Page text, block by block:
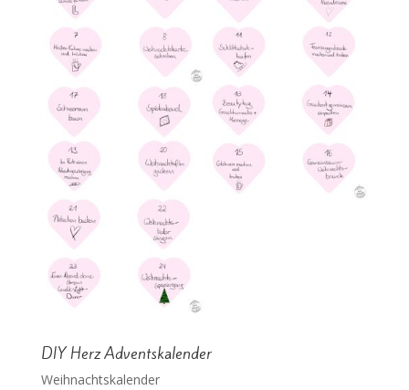
DIY Herz Adventskalender
Weihnachtskalender